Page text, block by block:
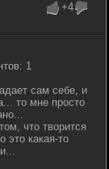
+4
1
сам себе, и
то мне просто
что творится
это какая-то